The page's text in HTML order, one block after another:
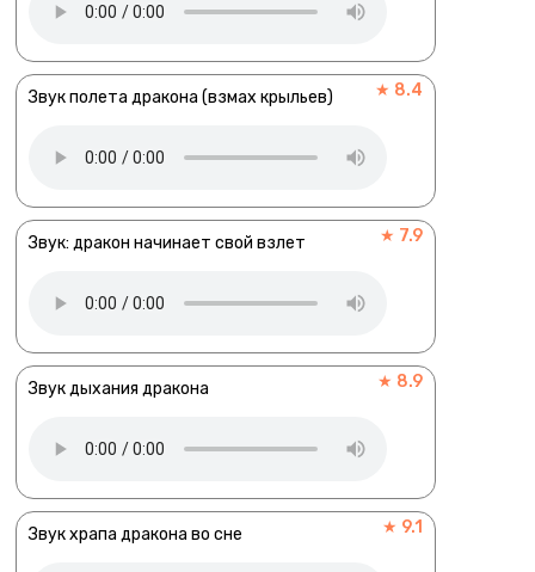
Звук полета дракона (взмах крыльев) ★ 8.4
Звук: дракон начинает свой взлет ★ 7.9
Звук дыхания дракона ★ 8.9
Звук храпа дракона во сне ★ 9.1